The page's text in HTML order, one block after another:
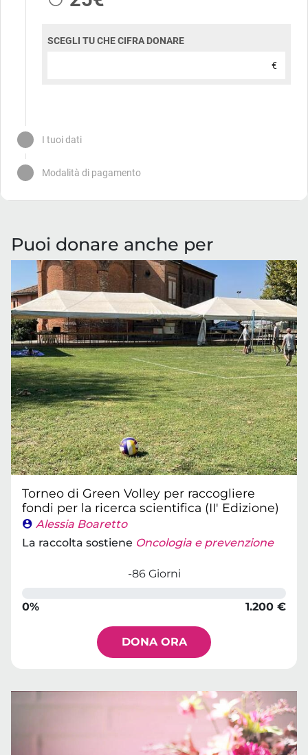
Puoi donare anche per
Torneo di Green Volley per raccogliere
fondi per la ricerca scientifica (II' Edizione)
Alessia Boaretto
La raccolta sostiene Oncologia e prevenzione
-86 Giorni
0% 1.200 €
DONA ORA